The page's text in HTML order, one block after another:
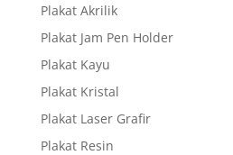
Plakat Akrilik
Plakat Jam Pen Holder
Plakat Kayu
Plakat Kristal
Plakat Laser Grafir
Plakat Resin